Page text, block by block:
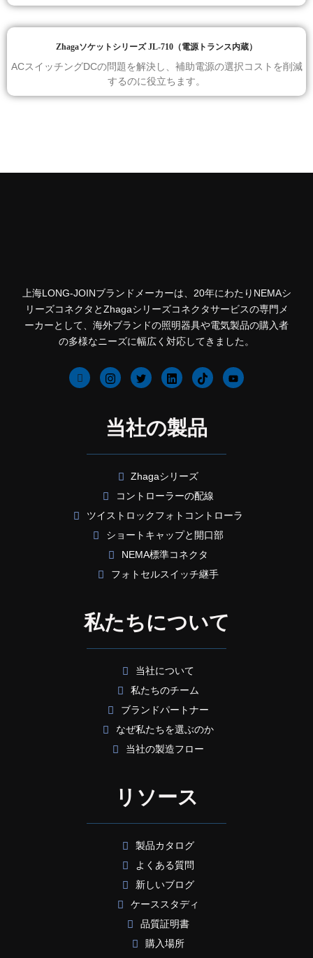
Zhagaソケットシリーズ JL-710（電源トランス内蔵）
ACスイッチングDCの問題を解決し、補助電源の選択コストを削減
するのに役立ちます。
上海LONG-JOINブランドメーカーは、20年にわたりNEMAシ
リーズコネクタとZhagaシリーズコネクタサービスの専門メ
ーカーとして、海外ブランドの照明器具や電気製品の購入者
の多様なニーズに幅広く対応してきました。
当社の製品
Zhagaシリーズ
コントローラーの配線
ツイストロックフォトコントローラ
ショートキャップと開口部
NEMA標準コネクタ
フォトセルスイッチ継手
私たちについて
当社について
私たちのチーム
ブランドパートナー
なぜ私たちを選ぶのか
当社の製造フロー
リソース
製品カタログ
よくある質問
新しいブログ
ケーススタディ
品質証明書
購入場所